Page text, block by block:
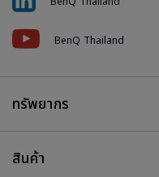
BenQ Thailand
ทรัพยากร
สินค้า